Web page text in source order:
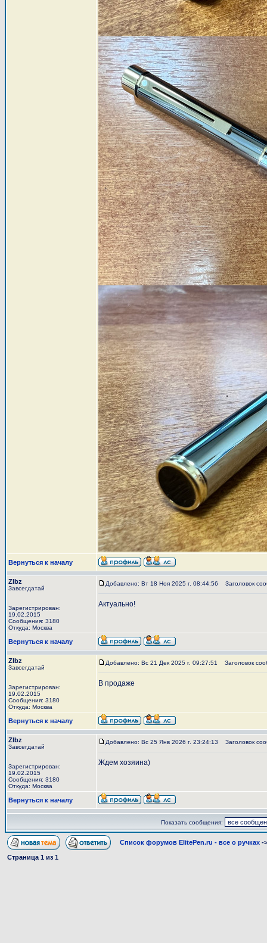
Вернуться к началу
Zlbz
Завсегдатай
Зарегистрирован:
19.02.2015
Сообщения: 3180
Откуда: Москва
Добавлено: Вт 18 Ноя 2025 г. 08:44:56 Заголовок
Актуально!
Вернуться к началу
Zlbz
Завсегдатай
Зарегистрирован:
19.02.2015
Сообщения: 3180
Откуда: Москва
Добавлено: Вс 21 Дек 2025 г. 09:27:51 Заголовок
В продаже
Вернуться к началу
Zlbz
Завсегдатай
Зарегистрирован:
19.02.2015
Сообщения: 3180
Откуда: Москва
Добавлено: Вс 25 Янв 2026 г. 23:24:13 Заголовок
Ждем хозяина)
Вернуться к началу
Показать сообщения:
Список форумов ElitePen.ru - все о ручках -
Страница 1 из 1